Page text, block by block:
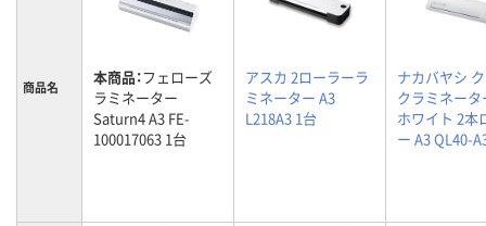
商品名 本商品：フェローズ
ラミネーター
Saturn4 A3 FE-
100017063 1台
アスカ 2ローラーラ
ミネーター A3
L218A3 1台
ナカバヤシ
クラミネータ
ホワイト 2本
ー A3 QL40-